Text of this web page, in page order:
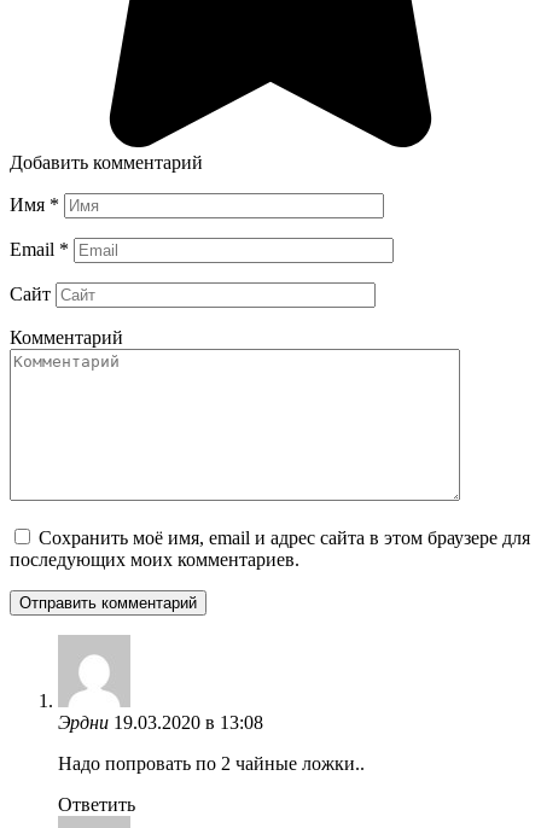
Добавить комментарий
Имя *
Email *
Сайт
Комментарий
Сохранить моё имя, email и адрес сайта в этом браузере для
последующих моих комментариев.
Эрдни 19.03.2020 в 13:08
Надо попровать по 2 чайные ложки..
Ответить